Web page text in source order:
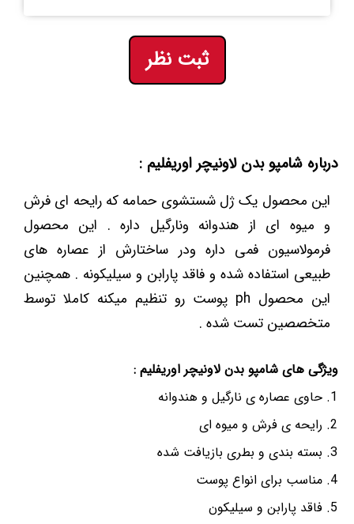
ثبت نظر
درباره شامپو بدن لاونیچر اوریفلیم :
این محصول یک ژل شستشوی حمامه که رایحه ای فرش
و میوه ای از هندوانه ونارگیل داره . این محصول
فرمولاسیون فمی داره ودر ساختارش از عصاره های
طبیعی استفاده شده و فاقد پارابن و سیلیکونه . همچنین
این محصول ph پوست رو تنظیم میکنه کاملا توسط
متخصصین تست شده .
ویژگی های شامپو بدن لاونیچر اوریفلیم :
حاوی عصاره ی نارگیل و هندوانه
رایحه ی فرش و میوه ای
بسته بندی و بطری بازیافت شده
مناسب برای انواع پوست
فاقد پارابن و سیلیکون